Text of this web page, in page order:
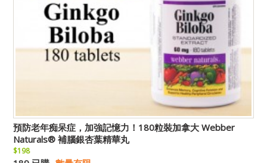
預防老年痴呆症，加強記憶力！180粒裝加拿大 Webber
Naturals® 補腦銀杏葉精華丸
$198